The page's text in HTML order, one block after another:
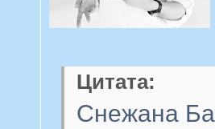
Цитата:
Снежана